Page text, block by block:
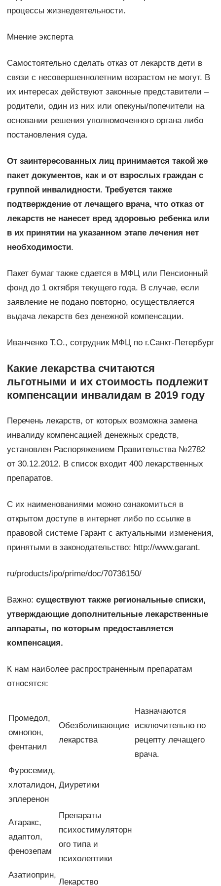
процессы жизнедеятельности.
Мнение эксперта
Самостоятельно сделать отказ от лекарств дети в
связи с несовершеннолетним возрастом не могут. В
их интересах действуют законные представители –
родители, один из них или опекуны/попечители на
основании решения уполномоченного органа либо
постановления суда.
От заинтересованных лиц принимается такой же
пакет документов, как и от взрослых граждан с
группой инвалидности. Требуется также
подтверждение от лечащего врача, что отказ от
лекарств не нанесет вред здоровью ребенка или
в их принятии на указанном этапе лечения нет
необходимости.
Пакет бумаг также сдается в МФЦ или Пенсионный
фонд до 1 октября текущего года. В случае, если
заявление не подано повторно, осуществляется
выдача лекарств без денежной компенсации.
Иванченко Т.О., сотрудник МФЦ по г.Санкт-Петербург
Какие лекарства считаются
льготными и их стоимость подлежит
компенсации инвалидам в 2019 году
Перечень лекарств, от которых возможна замена
инвалиду компенсацией денежных средств,
установлен Распоряжением Правительства №2782
от 30.12.2012. В список входит 400 лекарственных
препаратов.
С их наименованиями можно ознакомиться в
открытом доступе в интернет либо по ссылке в
правовой системе Гарант с актуальными изменения,
принятыми в законодательство: http://www.garant.
ru/products/ipo/prime/doc/70736150/
Важно: существуют также региональные списки,
утверждающие дополнительные лекарственные
аппараты, по которым предоставляется
компенсация.
К нам наиболее распространенным препаратам
относятся:
Промедол,
омнопон,
фентанил
Обезболивающие
лекарства
Назначаются
исключительно по
рецепту лечащего
врача.
Фуросемид,
хлоталидон,
эплеренон
Диуретики
Атаракс,
адаптол,
фенозепам
Препараты
психостимуляторн
ого типа и
психолептики
Азатиоприн,
Лекарство